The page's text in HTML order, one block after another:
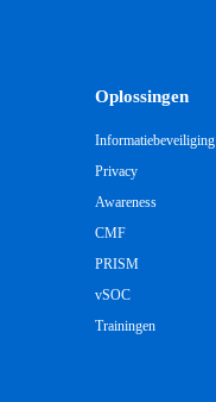
Oplossingen
Informatiebeveiliging
Privacy
Awareness
CMF
PRISM
vSOC
Trainingen